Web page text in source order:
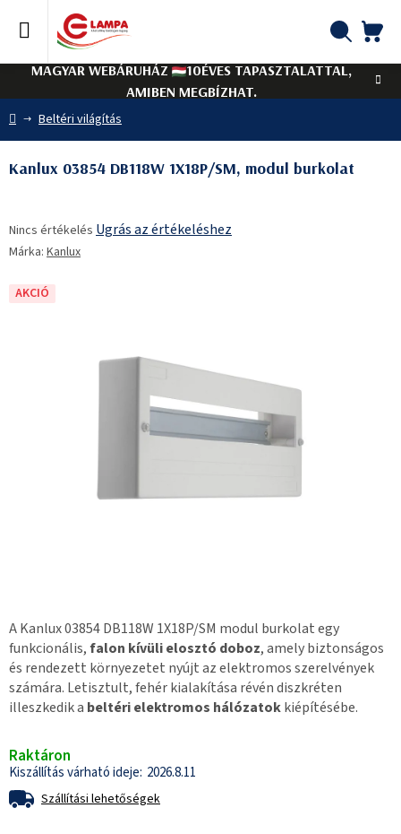
tartalomhoz
MAGYAR WEBÁRUHÁZ
10ÉVES TAPASZTALATTAL,
AMIBEN MEGBÍZHAT.
Kezdőlap
Beltéri világítás
A Kanlux 03854 DB118W 1X18P/SM modul burkolat egy
funkcionális,falon kívüli elosztó doboz, amely biztonságos
és rendezett környezetet nyújt az elektromos szerelvények
számára. Letisztult, fehér kialakítása révén diszkréten
illeszkedik a beltéri elektromos hálózatokkiépítésébe.
Raktáron
2026.8.11
Szállítási lehetőségek
Kanlux 03854 DB118W 1X18P/SM, modul burkolat
termék
átlagos
5-
Nincs értékelés Ugrás az értékeléshez
Márka: Kanlux
AKCIÓ